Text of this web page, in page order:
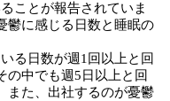
ことが報告されていま
鬱に感じる日数と睡眠の
る日数が週1回以上と回
の中でも週5日以上と回
また、出社するのが憂鬱